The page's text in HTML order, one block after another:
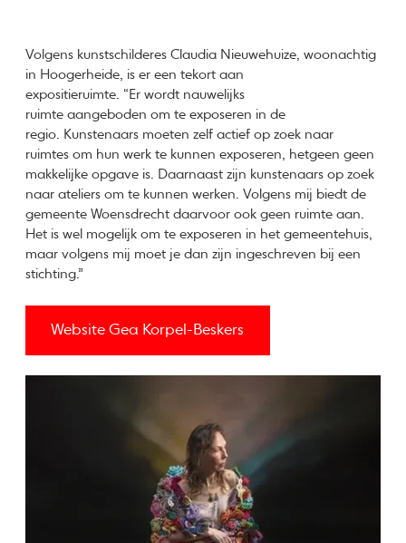
Volgens kunstschilderes Claudia Nieuwehuize, woonachtig
in Hoogerheide, is er een tekort aan
expositieruimte. “Er wordt nauwelijks
ruimte aangeboden om te exposeren in de
regio. Kunstenaars moeten zelf actief op zoek naar
ruimtes om hun werk te kunnen exposeren, hetgeen geen
makkelijke opgave is. Daarnaast zijn kunstenaars op zoek
naar ateliers om te kunnen werken. Volgens mij biedt de
gemeente Woensdrecht daarvoor ook geen ruimte aan.
Het is wel mogelijk om te exposeren in het gemeentehuis,
maar volgens mij moet je dan zijn ingeschreven bij een
stichting.”
Website Gea Korpel-Beskers